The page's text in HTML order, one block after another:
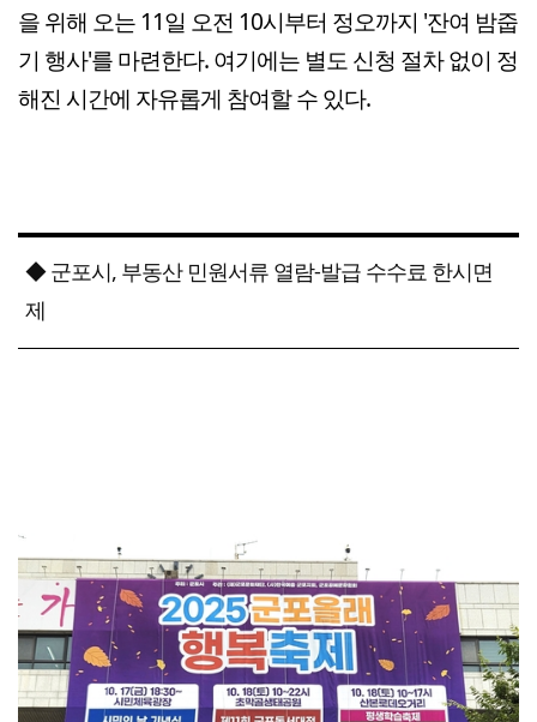
을 위해 오는 11일 오전 10시부터 정오까지 '잔여 밤줍
기 행사'를 마련한다. 여기에는 별도 신청 절차 없이 정
해진 시간에 자유롭게 참여할 수 있다.
◆ 군포시, 부동산 민원서류 열람-발급 수수료 한시면
제